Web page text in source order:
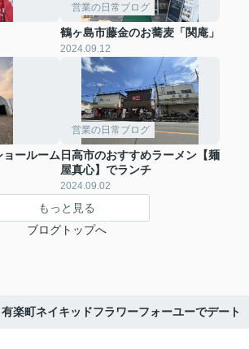
営業の日常ブログ
鶴ヶ島市藤金のお蕎麦「関庵」
2024.09.12
ールーム
営業の日常ブログ
日高市のおすすめラーメン【麺
屋真心】でランチ
2024.09.02
もっと見る
ブログトップへ
有楽町ネイキッドフラワーフォーユーでデート